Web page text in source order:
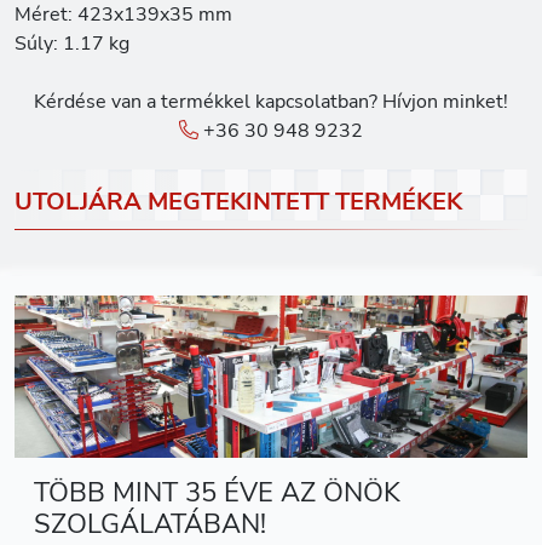
Méret: 423x139x35 mm
Súly: 1.17 kg
Kérdése van a termékkel kapcsolatban? Hívjon minket!
+36 30 948 9232
UTOLJÁRA MEGTEKINTETT TERMÉKEK
TÖBB MINT 35 ÉVE AZ ÖNÖK
SZOLGÁLATÁBAN!